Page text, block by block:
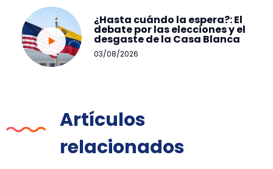
¿Hasta cuándo la espera?: El
debate por las elecciones y el
desgaste de la Casa Blanca
03/08/2026
Artículos
relacionados